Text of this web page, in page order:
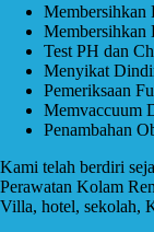
Membersihkan
Membersihkan
Test PH dan
Menyikat
Pemeriksaan
Memvaccuum
Penambahan
Kami telah berdiri
Perawatan Kolam
Villa, hotel, sekolah,